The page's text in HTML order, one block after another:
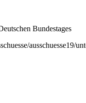
Bundestages
ausschuesse19/